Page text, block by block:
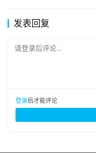
发表回复
请登录后评论...
登录后才能评论